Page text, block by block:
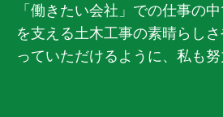
「働きたい会社」での仕事の
を支える土木工事の素晴らし
っていただけるように、私も努